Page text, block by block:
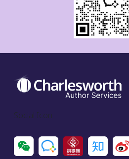
Social Icon